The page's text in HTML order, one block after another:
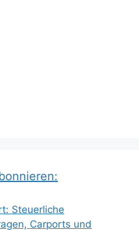
Steuerliche
Carports und